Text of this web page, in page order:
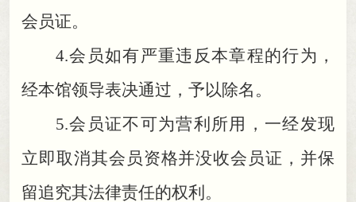
会员证。
4.会员如有严重违反本章程的行为 ，
经本馆领导表决通过，予以除名 。
5.会员证不可为营利所用 ， 一经发现
立即取消其会员资格并没收会员证，并保
留追究其法律责任的权利 。